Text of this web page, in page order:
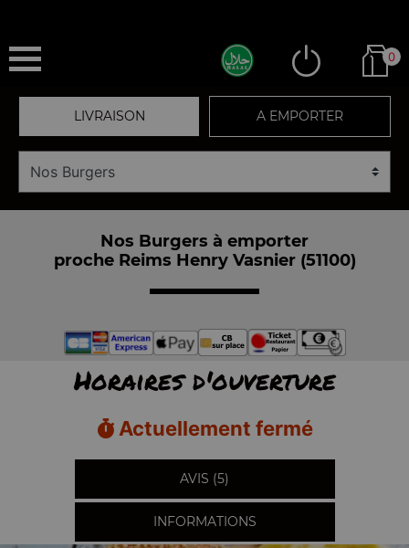
0
LIVRAISON A EMPORTER
Nos Burgers à emporter
proche Reims Henry Vasnier (51100)
Horaires d'ouverture
Actuellement fermé
AVIS (5)
INFORMATIONS